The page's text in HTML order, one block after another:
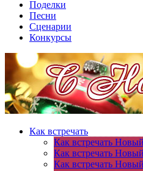
Поделки
Песни
Сценарии
Конкурсы
Как встречать
Как встречать
Как встречать
Как встречать